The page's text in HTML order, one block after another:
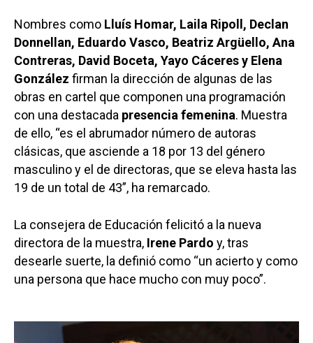
Nombres como Lluís Homar, Laila Ripoll, Declan
Donnellan, Eduardo Vasco, Beatriz Argüello, Ana
Contreras, David Boceta, Yayo Cáceres y Elena
González firman la dirección de algunas de las
obras en cartel que componen una programación
con una destacada presencia femenina. Muestra
de ello, “es el abrumador número de autoras
clásicas, que asciende a 18 por 13 del género
masculino y el de directoras, que se eleva hasta las
19 de un total de 43”, ha remarcado.
La consejera de Educación felicitó a la nueva
directora de la muestra, Irene Pardo y, tras
desearle suerte, la definió como “un acierto y como
una persona que hace mucho con muy poco”.